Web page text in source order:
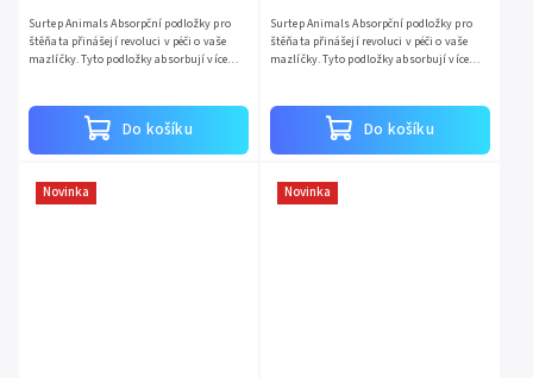
Do košíku
Surtep Animals Absorpční podložky pro
štěňata přinášejí revoluci v péči o vaše
mazlíčky. Tyto podložky absorbují více
Do košíku
Surtep Animals Absorpční podložky pro
štěňata přinášejí revoluci v péči o vaše
mazlíčky. Tyto podložky absorbují více
Novinka Novinka